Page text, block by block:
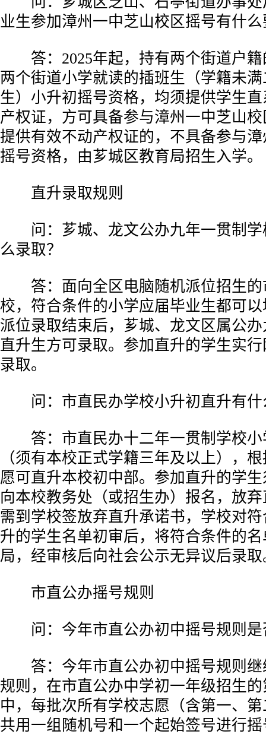
业生参加漳州一中芝山校区摇号有什
答：2025年起，持有两个街道户籍
两个街道小学就读的插班生（学籍未
生）小升初摇号资格，均须提供学生
产权证，方可具备参与漳州一中芝山
提供有效不动产权证的，不具备参与
摇号资格，由芗城区教育局招生入学。
直升录取规则
问：芗城、龙文公办九年一贯制学
么录取？
答：面向全区电脑随机派位招生的
校，符合条件的小学应届毕业生都可
派位录取结束后，芗城、龙文区属公
直升生方可录取。参加直升的学生实
录取。
问：市直民办学校小升初直升有什
答：市直民办十二年一贯制学校小
（须有本校正式学籍三年及以上），
愿可直升本校初中部。参加直升的学
向本校教务处（或招生办）报名，放
需到学校签放弃直升承诺书，学校对
升的学生名单初审后，将符合条件的
局，经审核后向社会公示无异议后录取
市直公办摇号规则
问：今年市直公办初中摇号规则是
答：今年市直公办初中摇号规则继
规则，在市直公办中学初一年级招生
中，每批次所有学校志愿（含第一、
共用一组随机号和一个起始签号进行